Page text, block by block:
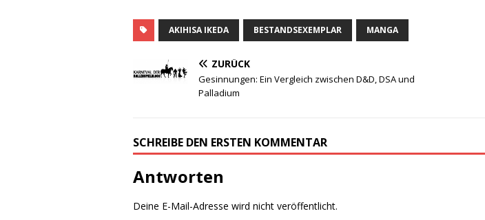
AKIHISA IKEDA BESTANDSEXEMPLAR MANGA
ZURÜCK
Gesinnungen: Ein Vergleich zwischen D&D, DSA und
Palladium
SCHREIBE DEN ERSTEN KOMMENTAR
Antworten
Deine E-Mail-Adresse wird nicht veröffentlicht.